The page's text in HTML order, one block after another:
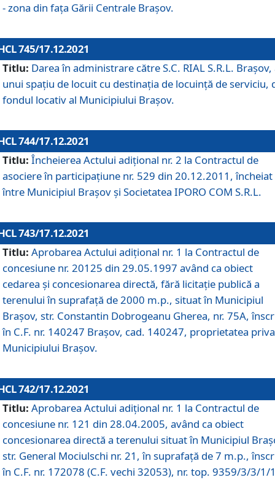
- zona din faţa Gării Centrale Brașov.
745/17.12.2021
Titlu: Darea în administrare către S.C. RIAL S.R.L. Brașov,
unui spațiu de locuit cu destinația de locuință de serviciu,
fondul locativ al Municipiului Brașov.
744/17.12.2021
Titlu: Încheierea Actului adițional nr. 2 la Contractul de
asociere în participațiune nr. 529 din 20.12.2011, încheiat
între Municipiul Brașov și Societatea IPORO COM S.R.L.
743/17.12.2021
Titlu: Aprobarea Actului adiţional nr. 1 la Contractul de
concesiune nr. 20125 din 29.05.1997 având ca obiect
cedarea și concesionarea directă, fără licitație publică a
terenului în suprafață de 2000 m.p., situat în Municipiul
Brașov, str. Constantin Dobrogeanu Gherea, nr. 75A,
în C.F. nr. 140247 Brașov, cad. 140247, proprietatea
Municipiului Brașov.
742/17.12.2021
Titlu: Aprobarea Actului adiţional nr. 1 la Contractul de
concesiune nr. 121 din 28.04.2005, având ca obiect
concesionarea directă a terenului situat în Municipiul
str. General Mociulschi nr. 21, în suprafață de 7 m.p.,
în C.F. nr. 172078 (C.F. vechi 32053), nr. top. 9359/3/3/1/